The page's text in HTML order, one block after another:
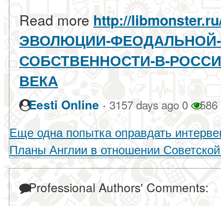
Read more http://
ЭВОЛЮЦИИ-
СОБСТВЕННОСТИ-В-
ВЕКА
Eesti Online · 3157 days ago 0 586
Еще одна попытка оправдать
Планы Англии в отношении
Professional Authors' Comments: